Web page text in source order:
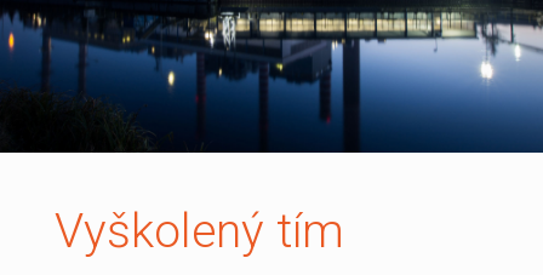
Vyškolený tím